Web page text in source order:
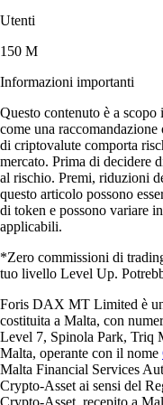
Utenti
150 M
Informazioni importanti
Questo contenuto è a
come una
di criptovalute comporta
mercato. Prima di decidere
al rischio. Premi, riduzioni
questo articolo possono
di token e possono variare
applicabili.
*Zero commissioni di
tuo livello Level Up.
Foris DAX MT Limited è
costituita a Malta, con
Level 7, Spinola Park, Triq
Malta, operante con il nome
Malta Financial Services
Crypto-Asset ai sensi del
Crypto-Asset, recepito a